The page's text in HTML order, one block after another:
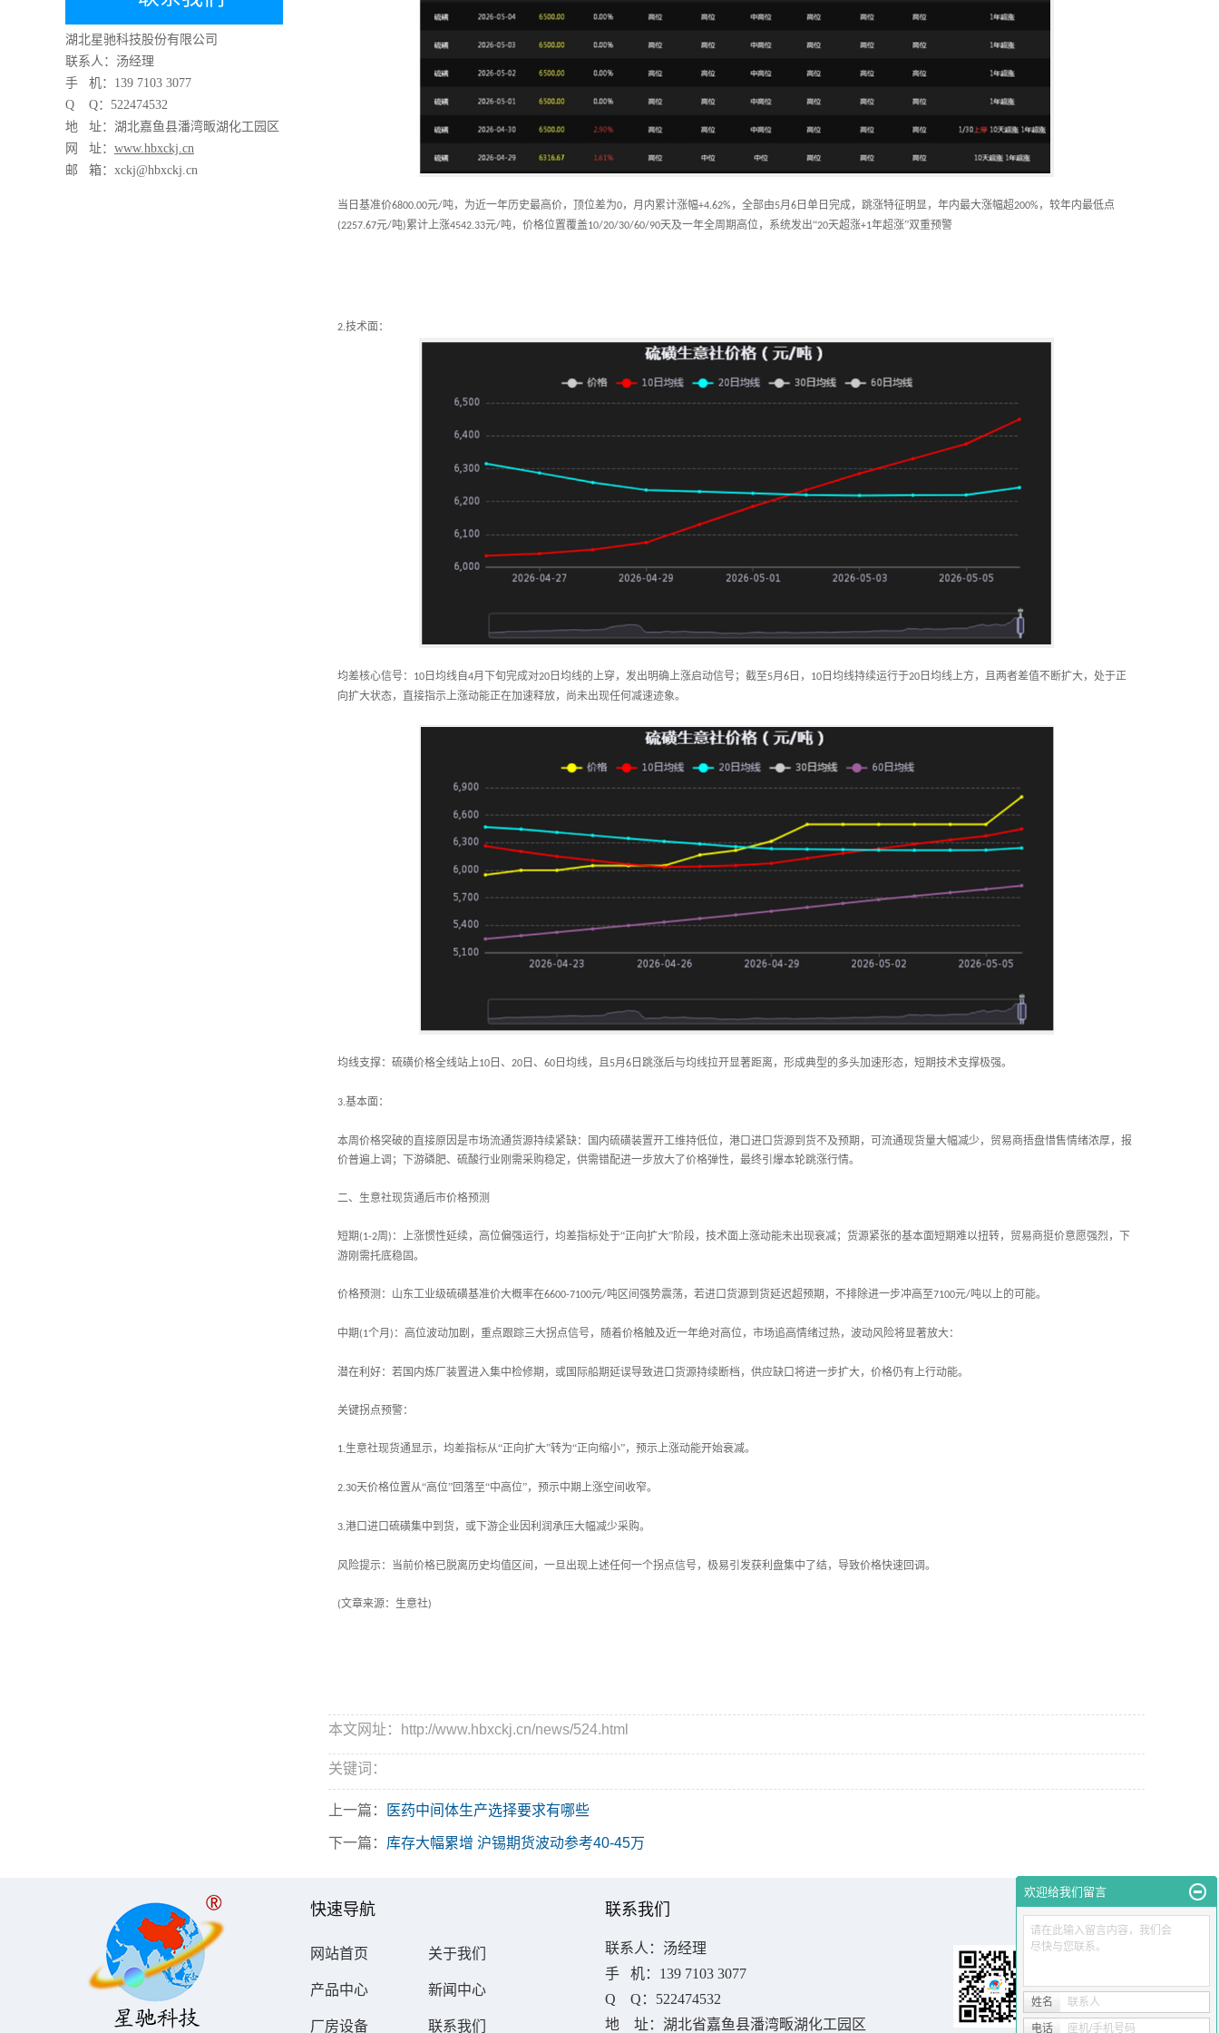
湖北星驰科技股份有限公司
联系人：汤经理
手 机： 139 7103 3077
Q Q：522474532
地 址：湖北嘉鱼县潘湾畈湖化工园区
网 址： www.hbxckj.cn
邮 箱：xckj@hbxckj.cn
当日基准价6800.00元/吨，为近一年历史最高价，顶位差为0，月内累计涨幅+4.62% ，全部由5月 6 日单日完成，跳涨特征明显，年内最大涨幅超200% ，较年内最低点
(2257.67元/吨)累计上涨4542.33元/吨，价格位置覆盖10/20/30/60/90天及一年全周期高位，系统发出“20天超涨+1年超涨”双重预警
2.技术面：
均差核心信号： 10 日均线自4月下旬完成对20 日均线的上穿，发出明确上涨启动信号；截至5月 6 日， 10 日均线持续运行于20 日均线上方，且两者差值不断扩大，处于正
向扩大状态，直接指示上涨动能正在加速释放，尚未出现任何减速迹象。
均线支撑：硫磺价格全线站上10 日、 20 日、 60 日均线，且5月 6 日跳涨后与均线拉开显著距离，形成典型的多头加速形态，短期技术支撑极强。
3.基本面：
本周价格突破的直接原因是市场流通货源持续紧缺：国内硫磺装置开工维持低位，港口进口货源到货不及预期，可流通现货量大幅减少，贸易商捂盘惜售情绪浓厚，报
价普遍上调；下游磷肥、硫酸行业刚需采购稳定，供需错配进一步放大了价格弹性，最终引爆本轮跳涨行情。
二、生意社现货通后市价格预测
短期(1-2周 ) ：上涨惯性延续，高位偏强运行，均差指标处于“正向扩大”阶段，技术面上涨动能未出现衰减；货源紧张的基本面短期难以扭转，贸易商挺价意愿强烈，下
游刚需托底稳固。
价格预测：山东工业级硫磺基准价大概率在6600-7100元/吨区间强势震荡，若进口货源到货延迟超预期，不排除进一步冲高至7100元/吨以上的可能。
中期(1个月 ) ：高位波动加剧，重点跟踪三大拐点信号，随着价格触及近一年绝对高位，市场追高情绪过热，波动风险将显著放大：
潜在利好：若国内炼厂装置进入集中检修期，或国际船期延误导致进口货源持续断档，供应缺口将进一步扩大，价格仍有上行动能。
关键拐点预警：
1.生意社现货通显示，均差指标从“正向扩大”转为“正向缩小”，预示上涨动能开始衰减。
2.30天价格位置从“高位”回落至“中高位”，预示中期上涨空间收窄。
3.港口进口硫磺集中到货，或下游企业因利润承压大幅减少采购。
风险提示：当前价格已脱离历史均值区间，一旦出现上述任何一个拐点信号，极易引发获利盘集中了结，导致价格快速回调。
(文章来源：生意社)
本文网址：http://www.hbxckj.cn/news/524.html
关键词：
上一篇： 医药中间体生产选择要求有哪些
下一篇： 库存大幅累增 沪锡期货波动参考40-45万
快速导航
网站首页 关于我们
产品中心 新闻中心
厂房设备 联系我们
联系我们
联系人：汤经理
手 机： 139 7103 3077
Q Q：522474532
地 址：湖北省嘉鱼县潘湾畈湖化工园区
欢迎给我们留言
请在此输入留言内容，我们会
尽快与您联系。
姓名 联系人
电话 座机/手机号码